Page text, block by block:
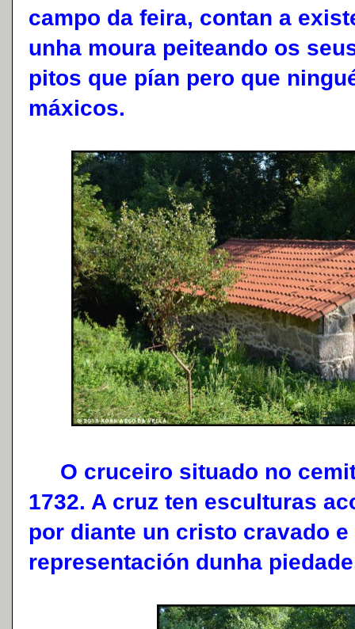
campo da feira, contan a
unha moura peiteando os
pitos que pían pero que
máxicos.
O cruceiro situado no
1732. A cruz ten esculturas
por diante un cristo cravado
representación dunha